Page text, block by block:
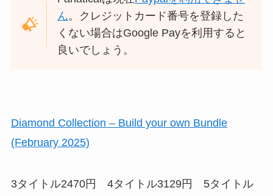
ん。クレジットカード番号を登録した
くない場合はGoogle Payを利用すると
良いでしょう。
Diamond Collection – Build your own Bundle
(February 2025)
3タイトル2470円 4タイトル3129円 5タイトル